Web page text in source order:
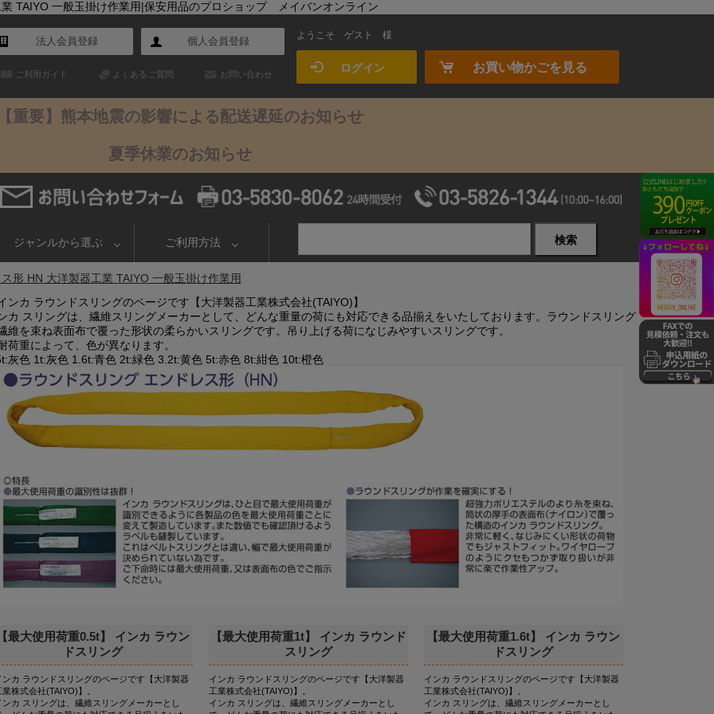
TAIYO 一般玉掛け作業用|保安用品のプロショップ メイバンオンライン
法人会員登録 個人会員登録
ご利用ガイド よくあるご質問 お問い合わせ
ようこそ ゲスト 様
ログイン お買い物かごを見る
重要】熊本地震の影響による配送遅延のお知らせ
夏季休業のお知らせ
ジャンルから選ぶ ご利用方法 検索
形 HN 大洋製器工業 TAIYO 一般玉掛け作業用
ンカ ラウンドスリングのページです【大洋製器工業株式会社(TAIYO)】
カ スリングは、繊維スリングメーカーとして、どんな重量の荷にも対応できる品揃えをいたしております。ラウンドスリング
維を束ね表面布で覆った形状の柔らかいスリングです。吊り上げる荷になじみやすいスリングです。
荷重によって、色が異なります。
灰色 1t:灰色 1.6t:青色 2t:緑色 3.2t:黄色 5t:赤色 8t:紺色 10t:橙色
最大使用荷重0.5t】 インカ ラウン
ドスリング
ンカ ラウンドスリングのページです【大洋製器
業株式会社(TAIYO)】。
ンカ スリングは、繊維スリングメーカーとし
【最大使用荷重1t】 インカ ラウンド
スリング
インカ ラウンドスリングのページです【大洋製器
工業株式会社(TAIYO)】。
インカ スリングは、繊維スリングメーカーとし
【最大使用荷重1.6t】 インカ ラウン
ドスリング
インカ ラウンドスリングのページです【大洋製器
工業株式会社(TAIYO)】。
インカ スリングは、繊維スリングメーカーとし